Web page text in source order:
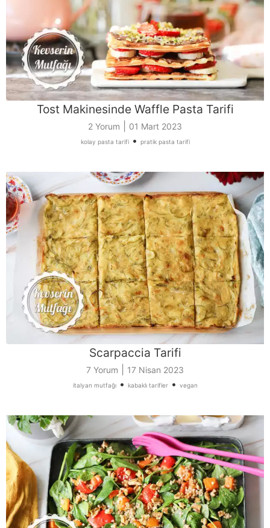
Tost Makinesinde Waffle Pasta Tarifi
2 Yorum 01 Mart 2023
kolay pasta tarifi• pratik pasta tarifi
Scarpaccia Tarifi
7 Yorum 17 Nisan 2023
italyan mutfağı• kabaklı tarifler• vegan